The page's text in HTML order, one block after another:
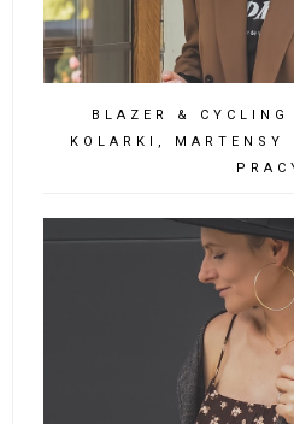
BLAZER & CYCLING
KOLARKI, MARTENSY